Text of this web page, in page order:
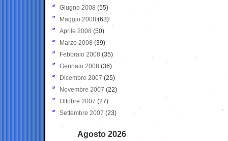
Giugno 2008 (55)
Maggio 2008(63)
Aprile 2008 (50)
Marzo 2008 (39)
Febbraio 2008 (35)
Gennaio 2008 (36)
Dicembre 2007 (25)
Novembre 2007 (22)
Ottobre 2007 (27)
Settembre 2007 (23)
Agosto 2026